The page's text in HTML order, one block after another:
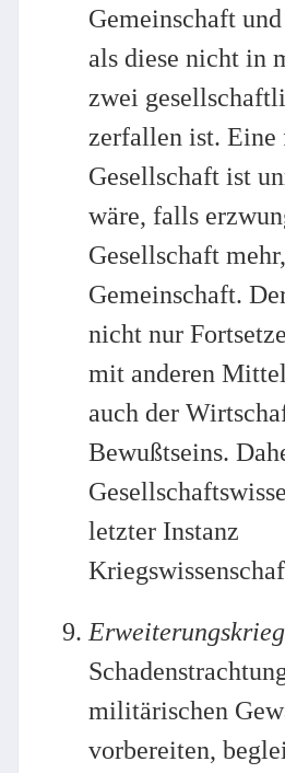
Gemeinschaft
als diese nicht in
zwei
zerfallen ist.
Gesellschaft ist
wäre, falls
Gesellschaft
Gemeinschaft.
nicht nur
mit anderen
auch der
Bewußtseins.
letzter Instanz
militärischen
vorbereiten,